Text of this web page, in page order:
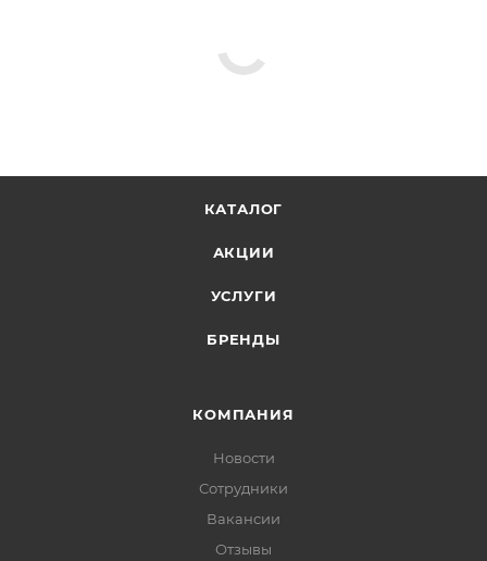
КАТАЛОГ
АКЦИИ
УСЛУГИ
БРЕНДЫ
КОМПАНИЯ
Новости
Сотрудники
Вакансии
Отзывы